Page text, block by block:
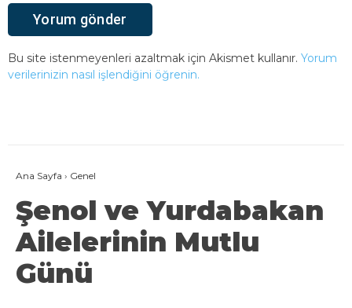
Bu site istenmeyenleri azaltmak için Akismet kullanır. Yorum
verilerinizin nasıl işlendiğini öğrenin.
Ana Sayfa › Genel
Şenol ve Yurdabakan
Ailelerinin Mutlu
Günü